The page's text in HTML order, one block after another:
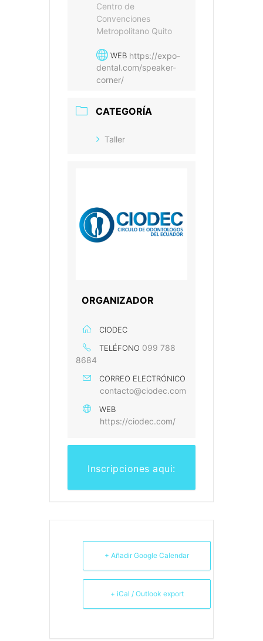
Centro de
Convenciones
Metropolitano Quito
WEB https://expo-
dental.com/speaker-
corner/
CATEGORÍA
Taller
ORGANIZADOR
CIODEC
TELÉFONO 099 788
8684
CORREO ELECTRÓNICO
contacto@ciodec.com
WEB
https://ciodec.com/
Inscripciones aqui:
+ Añadir Google Calendar
+ iCal / Outlook export